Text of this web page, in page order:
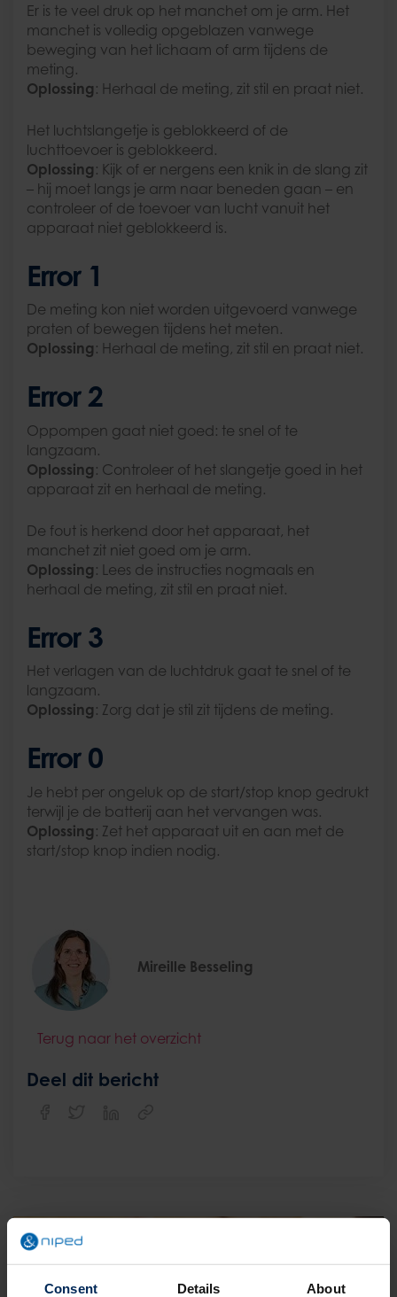
Consent Details About
Er is te veel druk op het manchet om je arm. Het
manchet is volledig opgeblazen vanwege
beweging van het lichaam of arm tijdens de
meting.
Oplossing : Herhaal de meting, zit stil en praat niet.
Het luchtslangetje is geblokkeerd of de
luchttoevoer is geblokkeerd.
Oplossing : Kijk of er nergens een knik in de slang zit
– hij moet langs je arm naar beneden gaan – en
controleer of de toevoer van lucht vanuit het
apparaat niet geblokkeerd is.
Error 1
De meting kon niet worden uitgevoerd vanwege
praten of bewegen tijdens het meten.
Oplossing : Herhaal de meting, zit stil en praat niet.
Error 2
Oppompen gaat niet goed: te snel of te
langzaam.
Oplossing : Controleer of het slangetje goed in het
apparaat zit en herhaal de meting.
De fout is herkend door het apparaat, het
manchet zit niet goed om je arm.
Oplossing : Lees de instructies nogmaals en
herhaal de meting, zit stil en praat niet.
Error 3
Het verlagen van de luchtdruk gaat te snel of te
langzaam.
Oplossing : Zorg dat je stil zit tijdens de meting.
Error 0
Je hebt per ongeluk op de start/stop knop gedrukt
terwijl je de batterij aan het vervangen was.
Oplossing : Zet het apparaat uit en aan met de
start/stop knop indien nodig.
Mireille Besseling
Terug naar het overzicht
Deel dit bericht